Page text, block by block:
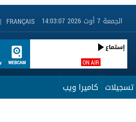
FRANÇAIS
| الجمعة 7 أوت 2026 14:03:08
ON AIR
إستماع
تسجيلات كاميرا ويب